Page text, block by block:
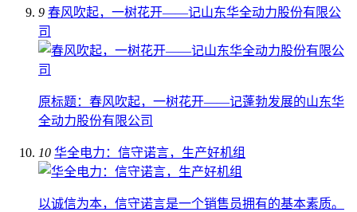
9 春风吹起，一树花开——记山东华全动力股份有限公
司
原标题：春风吹起，一树花开——记蓬勃发展的山东华
全动力股份有限公司
10 华全电力：信守诺言，生产好机组
以诚信为本，信守诺言是一个销售员拥有的基本素质。